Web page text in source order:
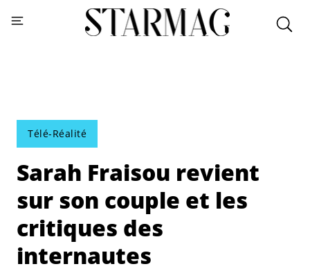
Télé-Réalité
Sarah Fraisou revient
sur son couple et les
critiques des
internautes